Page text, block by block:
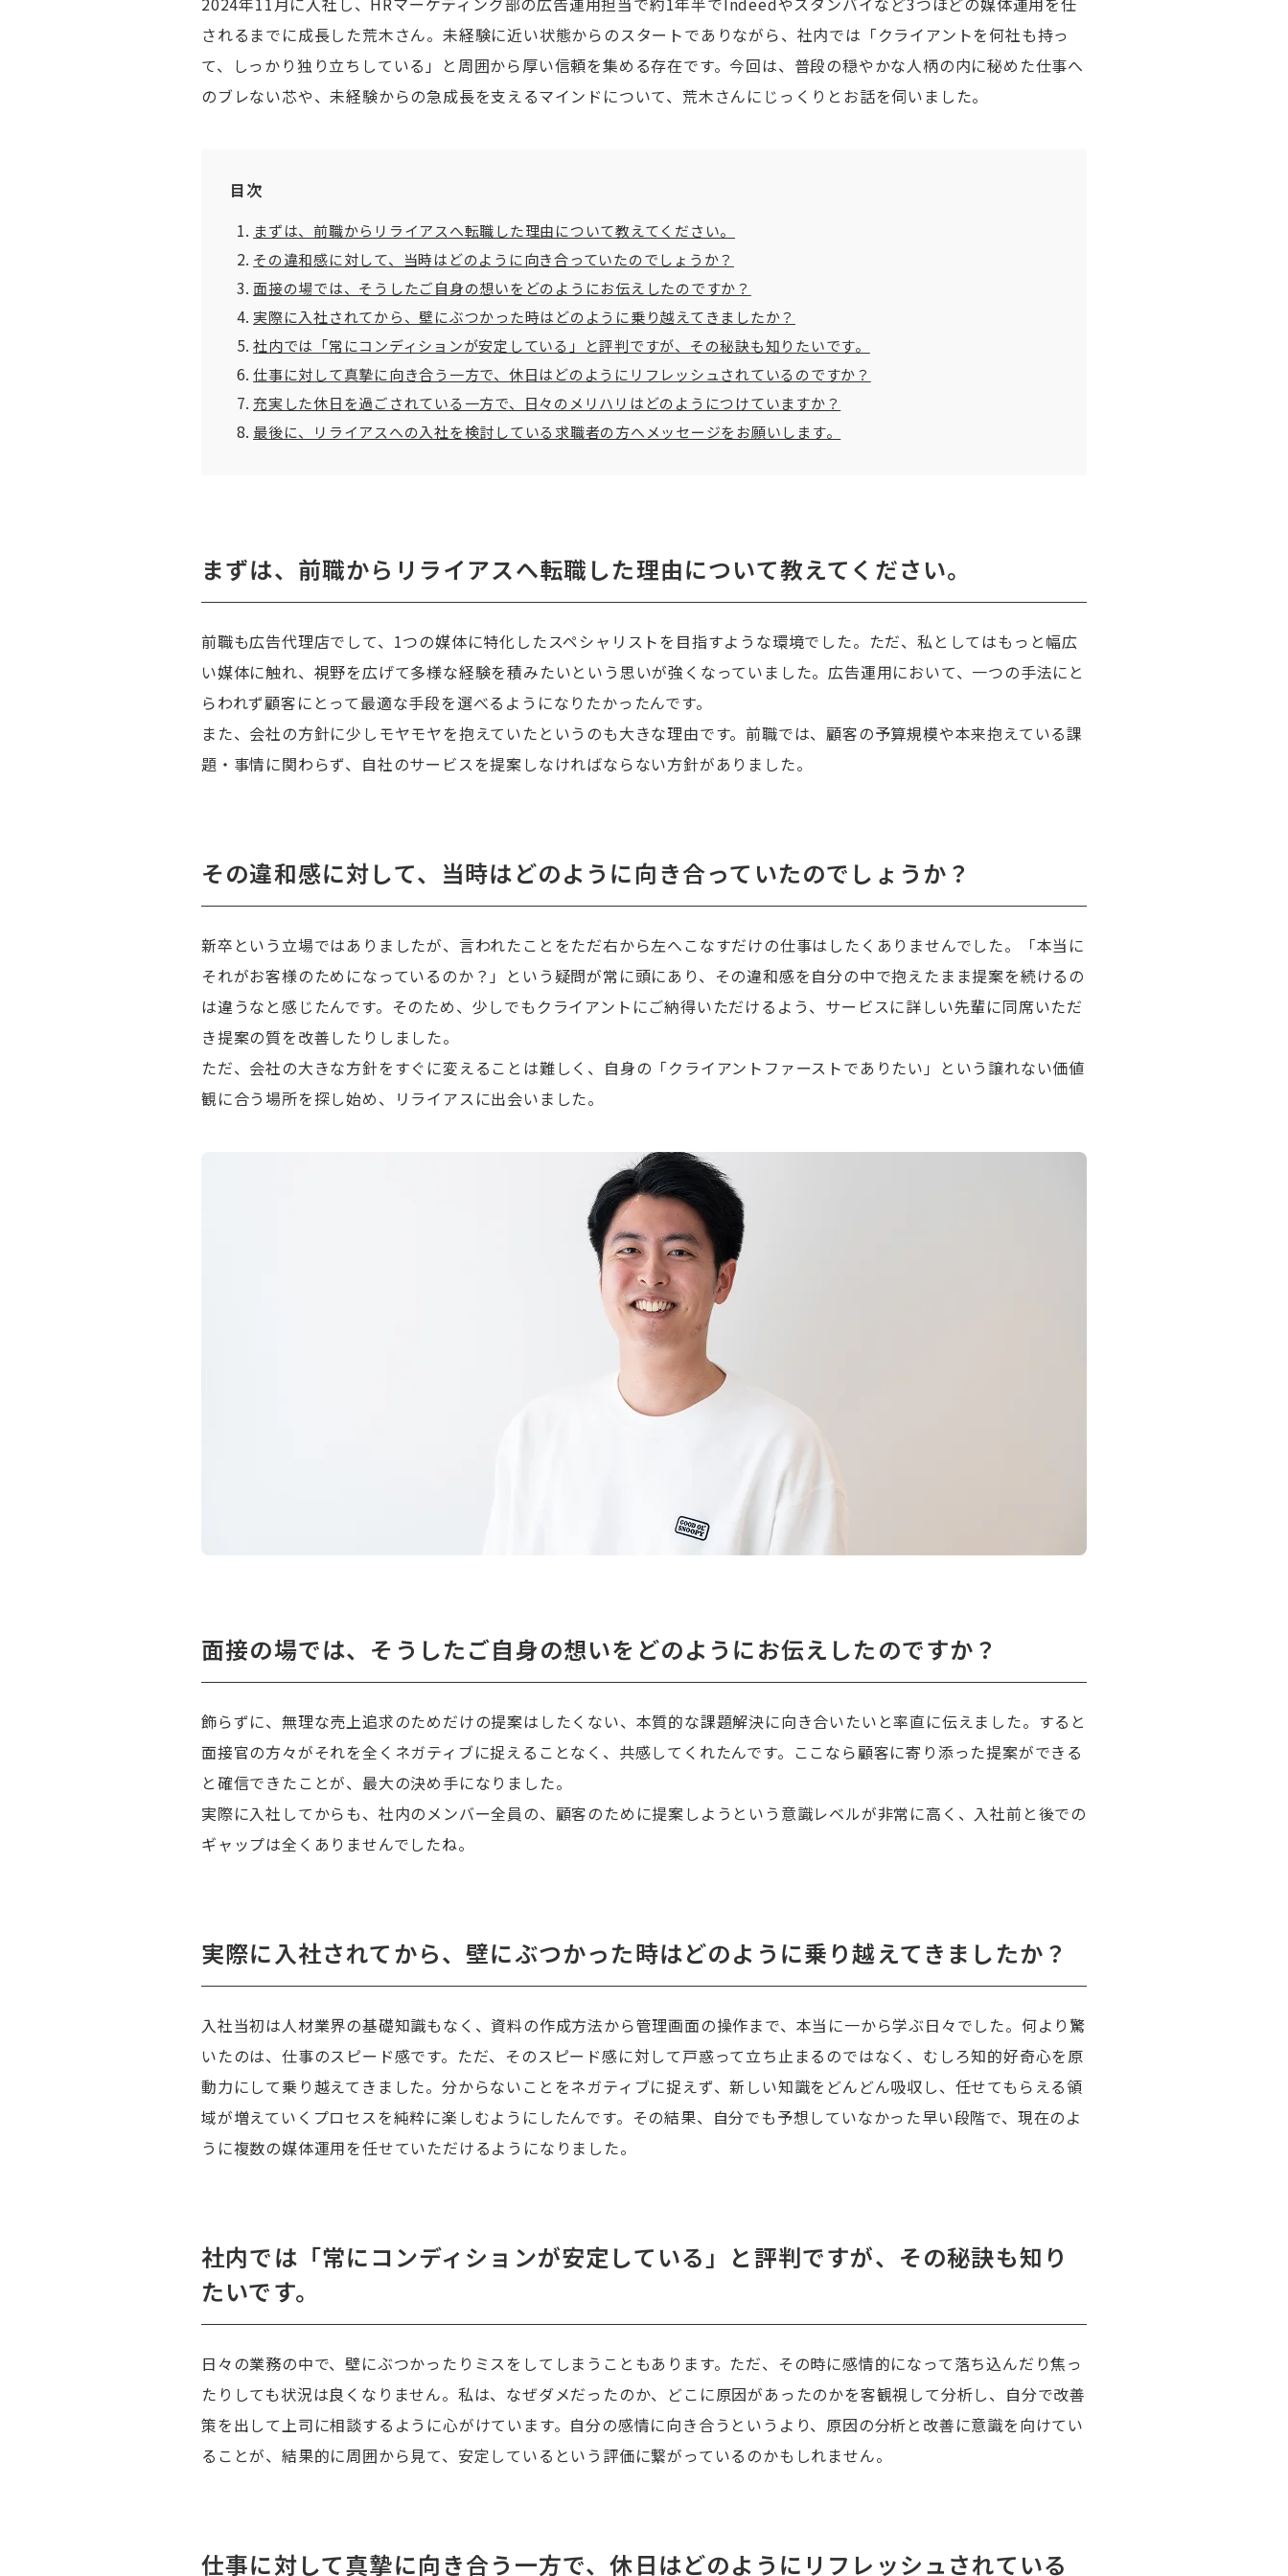
されるまでに成長した荒木さん。未経験に近い状態からのスタートでありながら、社内では「クライアントを何社も持っ
て、しっかり独り立ちしている」と周囲から厚い信頼を集める存在です。今回は、普段の穏やかな人柄の内に秘めた仕事へ
のブレない芯や、未経験からの急成長を支えるマインドについて、荒木さんにじっくりとお話を伺いました。
目次
まずは、前職からリライアスへ転職した理由について教えてください。
その違和感に対して、当時はどのように向き合っていたのでしょうか？
面接の場では、そうしたご自身の想いをどのようにお伝えしたのですか？
実際に入社されてから、壁にぶつかった時はどのように乗り越えてきましたか？
社内では「常にコンディションが安定している」と評判ですが、その秘訣も知りたいです。
仕事に対して真摯に向き合う一方で、休日はどのようにリフレッシュされているのですか？
充実した休日を過ごされている一方で、日々のメリハリはどのようにつけていますか？
最後に、リライアスへの入社を検討している求職者の方へメッセージをお願いします。
まずは、前職からリライアスへ転職した理由について教えてください。
前職も広告代理店でして、1つの媒体に特化したスペシャリストを目指すような環境でした。ただ、私としてはもっと幅広
い媒体に触れ、視野を広げて多様な経験を積みたいという思いが強くなっていました。広告運用において、一つの手法にと
らわれず顧客にとって最適な手段を選べるようになりたかったんです。
また、会社の方針に少しモヤモヤを抱えていたというのも大きな理由です。前職では、顧客の予算規模や本来抱えている課
題・事情に関わらず、自社のサービスを提案しなければならない方針がありました。
その違和感に対して、当時はどのように向き合っていたのでしょうか？
新卒という立場ではありましたが、言われたことをただ右から左へこなすだけの仕事はしたくありませんでした。「本当に
それがお客様のためになっているのか？」という疑問が常に頭にあり、その違和感を自分の中で抱えたまま提案を続けるの
は違うなと感じたんです。そのため、少しでもクライアントにご納得いただけるよう、サービスに詳しい先輩に同席いただ
き提案の質を改善したりしました。
ただ、会社の大きな方針をすぐに変えることは難しく、自身の「クライアントファーストでありたい」という譲れない価値
観に合う場所を探し始め、リライアスに出会いました。
面接の場では、そうしたご自身の想いをどのようにお伝えしたのですか？
飾らずに、無理な売上追求のためだけの提案はしたくない、本質的な課題解決に向き合いたいと率直に伝えました。すると
面接官の方々がそれを全くネガティブに捉えることなく、共感してくれたんです。ここなら顧客に寄り添った提案ができる
と確信できたことが、最大の決め手になりました。
実際に入社してからも、社内のメンバー全員の、顧客のために提案しようという意識レベルが非常に高く、入社前と後での
ギャップは全くありませんでしたね。
実際に入社されてから、壁にぶつかった時はどのように乗り越えてきましたか？
入社当初は人材業界の基礎知識もなく、資料の作成方法から管理画面の操作まで、本当に一から学ぶ日々でした。何より驚
いたのは、仕事のスピード感です。ただ、そのスピード感に対して戸惑って立ち止まるのではなく、むしろ知的好奇心を原
動力にして乗り越えてきました。分からないことをネガティブに捉えず、新しい知識をどんどん吸収し、任せてもらえる領
域が増えていくプロセスを純粋に楽しむようにしたんです。その結果、自分でも予想していなかった早い段階で、現在のよ
うに複数の媒体運用を任せていただけるようになりました。
社内では「常にコンディションが安定している」と評判ですが、その秘訣も知り
たいです。
日々の業務の中で、壁にぶつかったりミスをしてしまうこともあります。ただ、その時に感情的になって落ち込んだり焦っ
たりしても状況は良くなりません。私は、なぜダメだったのか、どこに原因があったのかを客観視して分析し、自分で改善
策を出して上司に相談するように心がけています。自分の感情に向き合うというより、原因の分析と改善に意識を向けてい
ることが、結果的に周囲から見て、安定しているという評価に繋がっているのかもしれません。
仕事に対して真摯に向き合う一方で、休日はどのようにリフレッシュされている